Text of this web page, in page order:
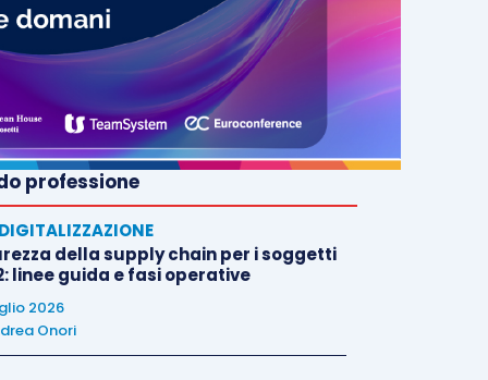
professione
della supply chain per i soggetti
linee guida e fasi operative
2026
Onori